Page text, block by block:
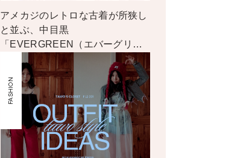
アメカジのレトロな古着が所狭し
と並ぶ、中目黒
「EVERGREEN（エバーグリー
FASHION